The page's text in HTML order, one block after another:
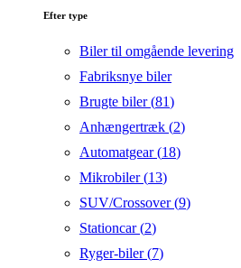
Efter type
Biler til omgående levering
Fabriksnye biler
Brugte biler (81)
Anhængertræk (2)
Automatgear (18)
Mikrobiler (13)
SUV/Crossover (9)
Stationcar (2)
Ryger-biler (7)